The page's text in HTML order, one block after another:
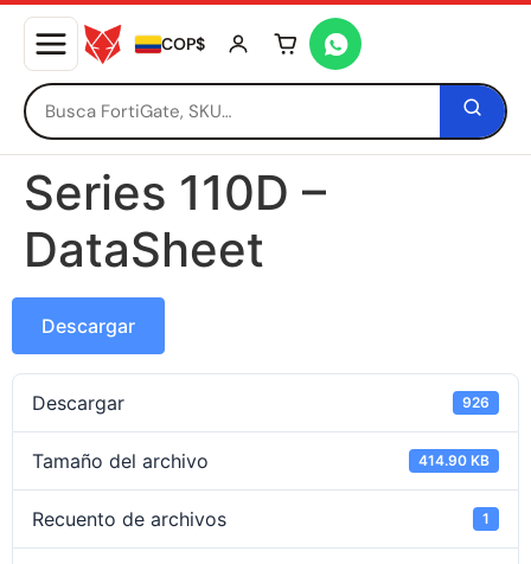
COP$ Tu carrito está vacío
Series 110D –
DataSheet
Descargar
Descargar 926
Tamaño del archivo 414.90 KB
Recuento de archivos 1